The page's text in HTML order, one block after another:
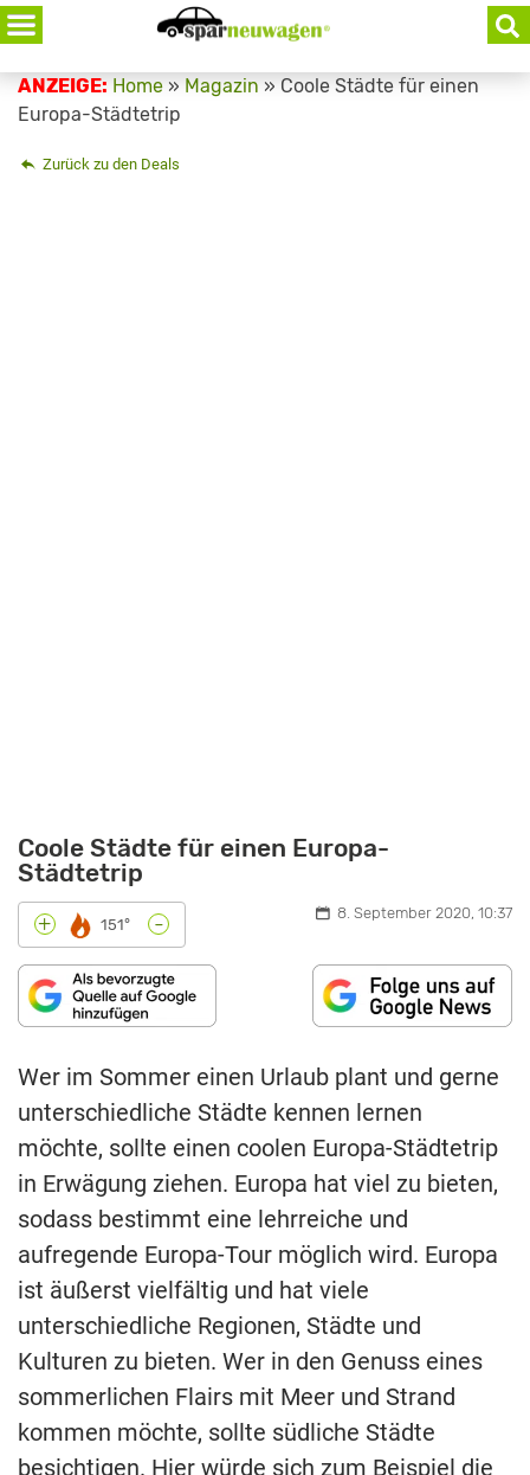
Skip
to
content
ANZEIGE: Home » Magazin » Coole Städte für einen
Europa-Städtetrip
Zurück zu den Deals
Coole Städte für einen Europa-
Städtetrip
+ 151° - 8. September 2020, 10:37
Wer im Sommer einen Urlaub plant und gerne
unterschiedliche Städte kennen lernen
möchte, sollte einen coolen Europa-Städtetrip
in Erwägung ziehen. Europa hat viel zu bieten,
sodass bestimmt eine lehrreiche und
aufregende Europa-Tour möglich wird. Europa
ist äußerst vielfältig und hat viele
unterschiedliche Regionen, Städte und
Kulturen zu bieten. Wer in den Genuss eines
sommerlichen Flairs mit Meer und Strand
kommen möchte, sollte südliche Städte
besichtigen. Hier würde sich zum Beispiel die